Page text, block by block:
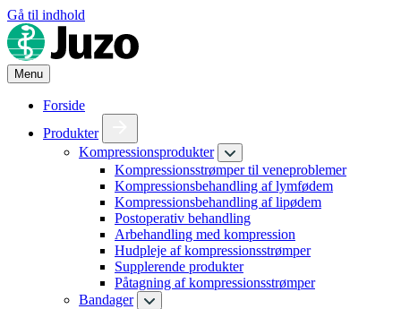
Gå til indhold
Menu
Forside
Produkter
Kompressionsprodukter
Kompressionsstrømper til veneproblemer
Kompressionsbehandling af lymfødem
Kompressionsbehandling af lipødem
Postoperativ behandling
Arbehandling med kompression
Hudpleje af kompressionsstrømper
Supplerende produkter
Påtagning af kompressionsstrømper
Bandager